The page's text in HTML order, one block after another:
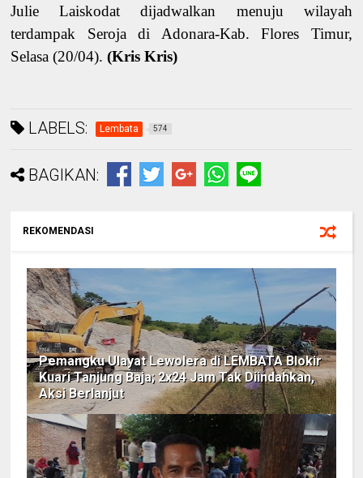
Julie Laiskodat dijadwalkan menuju wilayah
terdampak Seroja di Adonara-Kab. Flores Timur,
Selasa (20/04).(Kris Kris)
LABELS: Lembata 574
BAGIKAN:
REKOMENDASI
Pemangku Ulayat Lewolera di LEMBATA Blokir
Kuari Tanjung Baja; 2x24 Jam Tak Diindahkan,
Aksi Berlanjut